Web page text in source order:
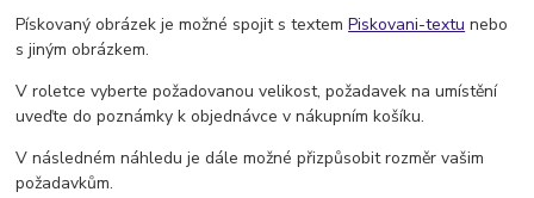
Pískovaný obrázek je možné spojit s textemPiskovani-textu nebo
s jiným obrázkem.
V roletce vyberte požadovanou velikost, požadavek na umístění
uveďte do poznámky k objednávce v nákupním košíku.
V následném náhledu je dále možné přizpůsobit rozměr vašim
požadavkům.